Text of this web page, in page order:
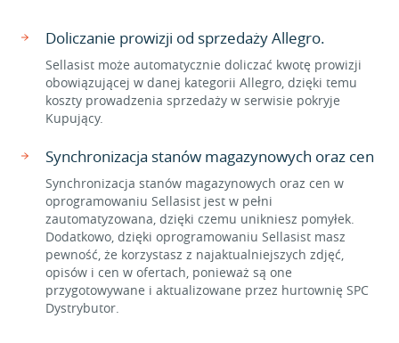
Doliczanie prowizji od sprzedaży Allegro.
Sellasist może automatycznie doliczać kwotę prowizji
obowiązującej w danej kategorii Allegro, dzięki temu
koszty prowadzenia sprzedaży w serwisie pokryje
Kupujący.
Synchronizacja stanów magazynowych oraz cen
Synchronizacja stanów magazynowych oraz cen w
oprogramowaniu Sellasist jest w pełni
zautomatyzowana, dzięki czemu unikniesz pomyłek.
Dodatkowo, dzięki oprogramowaniu Sellasist masz
pewność, że korzystasz z najaktualniejszych zdjęć,
opisów i cen w ofertach, ponieważ są one
przygotowywane i aktualizowane przez hurtownię SPC
Dystrybutor.